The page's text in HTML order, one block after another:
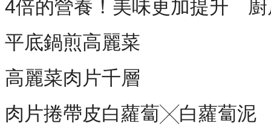
4倍的營養！美味更加提升 廚
平底鍋煎高麗菜
高麗菜肉片千層
肉片捲帶皮白蘿蔔╳白蘿蔔泥